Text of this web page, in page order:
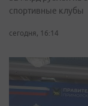
спортивные клубы
сегодня, 16:14